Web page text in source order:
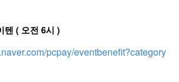
텐 ( 오전 6시 )
pcpay/eventbenefit?category